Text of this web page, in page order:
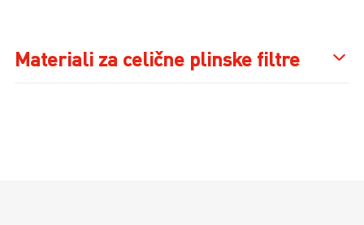
Materiali za celične plinske filtre